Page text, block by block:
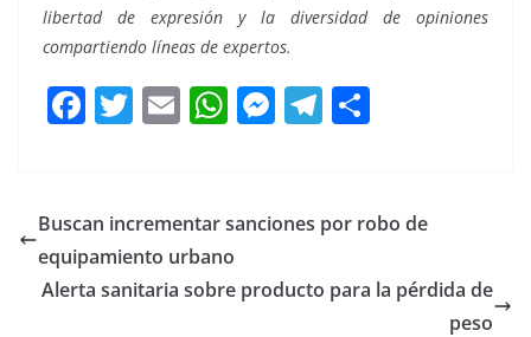
libertad de expresión y la diversidad de opiniones
compartiendo líneas de expertos.
F
a
e
b
o
T
w
er
E
m
l
W
h
s
A
p
M
e
e
g
T
el
gr
m
p
tir
Buscan incrementar sanciones por robo de
equipamiento urbano
Alerta sanitaria sobre producto para la pérdida de
peso